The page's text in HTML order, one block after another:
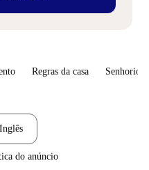
Regras da casa Senhorio
do anúncio